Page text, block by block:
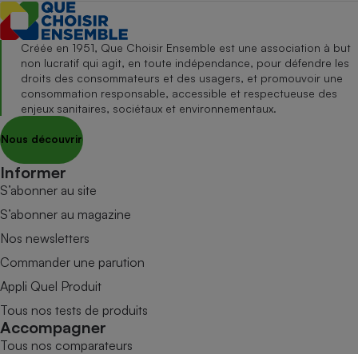
Créée en 1951, Que Choisir Ensemble est une association à but
non lucratif qui agit, en toute indépendance, pour défendre les
droits des consommateurs et des usagers, et promouvoir une
consommation responsable, accessible et respectueuse des
enjeux sanitaires, sociétaux et environnementaux.
Nous découvrir
Informer
S’abonner au site
S’abonner au magazine
Nos newsletters
Commander une parution
Appli Quel Produit
Tous nos tests de produits
Accompagner
Tous nos comparateurs